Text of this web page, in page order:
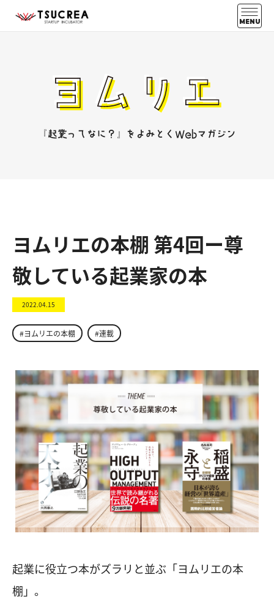
MENU
『起業ってなに？』をよみとくWebマガジン
ヨムリエの本棚 第4回ー尊
敬している起業家の本
2022.04.15
#ヨムリエの本棚 #連載
起業に役立つ本がズラリと並ぶ「ヨムリエの本
棚」。